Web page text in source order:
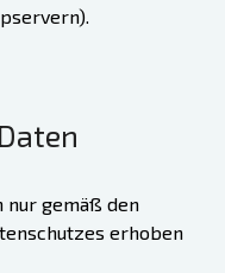
nur gemäß den
erhoben